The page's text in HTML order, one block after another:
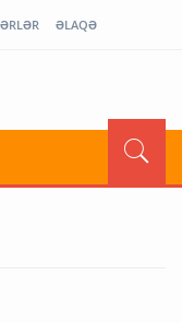
ƏLAQƏ